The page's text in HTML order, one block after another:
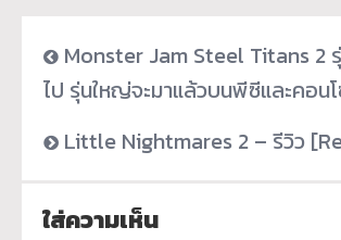
Monster Jam Steel Titans 2
ไป รุ่นใหญ่จะมาแล้วบนพีซีและคอน
Little Nightmares 2 – รีวิว
ใส่ความเห็น